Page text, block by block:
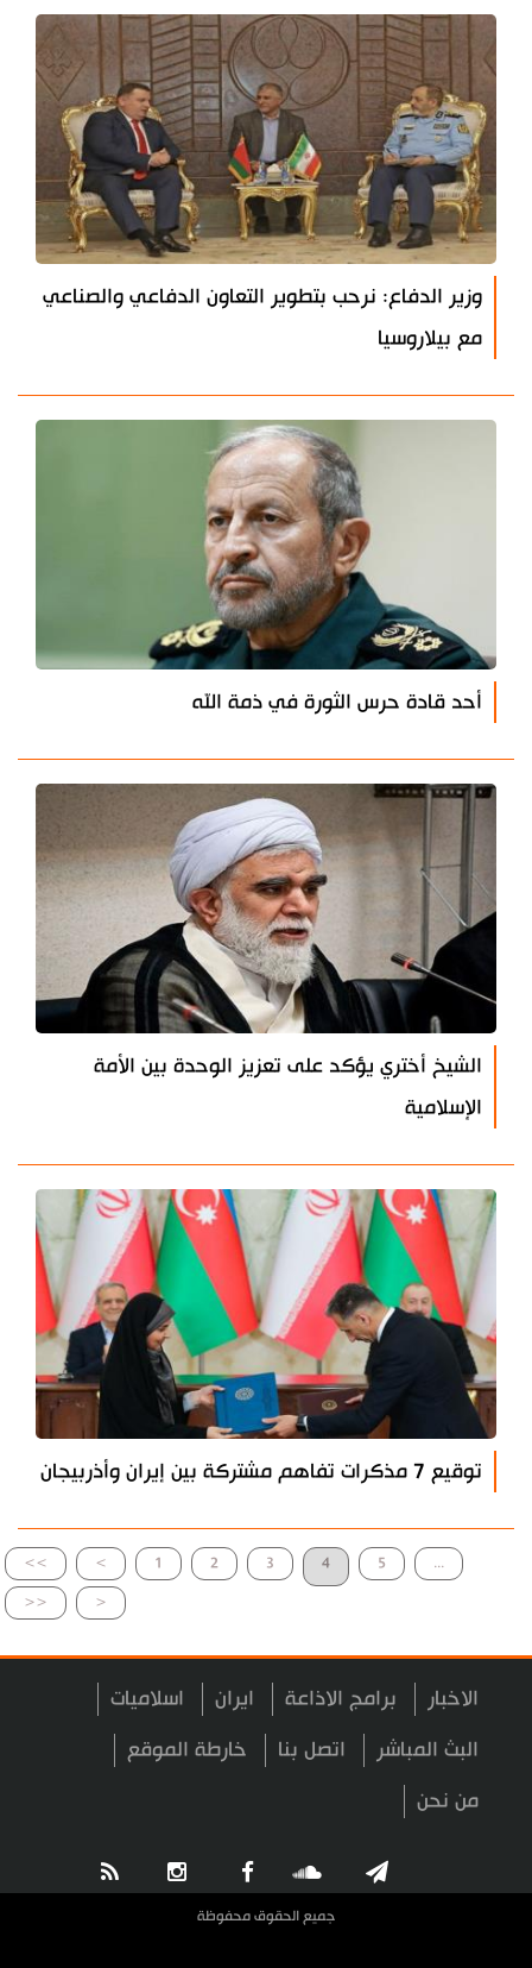
وزير الدفاع: نرحب بتطوير التعاون الدفاعي والصناعي
مع بيلاروسيا
أحد قادة حرس الثورة في ذمة الله
الشيخ أختري يؤكد على تعزيز الوحدة بين الأمة
الإسلامية
توقيع 7 مذكرات تفاهم مشتركة بين إيران وأذربيجان
>> > 1 2 3 4 5 ...
<
<<
الاخبار برامج الاذاعة ايران اسلاميات
البث المباشر اتصل بنا خارطة الموقع
من نحن
جميع الحقوق محفوظة